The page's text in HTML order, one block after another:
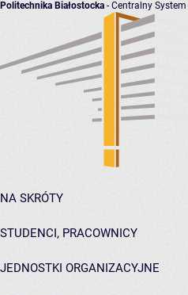
Politechnika Białostocka - Centralny
NA SKRÓTY
STUDENCI, PRACOWNICY
JEDNOSTKI ORGANIZACYJNE